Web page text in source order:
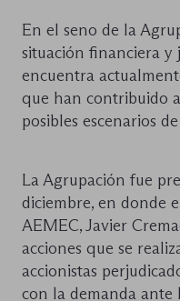
En el seno de la
situación financiera y
encuentra
que han contribuido
posibles escenarios
La Agrupación fue
diciembre, en donde
AEMEC, Javier
acciones que se
accionistas
con la demanda ante